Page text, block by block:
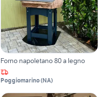
Forno napoletano 80 a legno
Poggiomarino(NA)